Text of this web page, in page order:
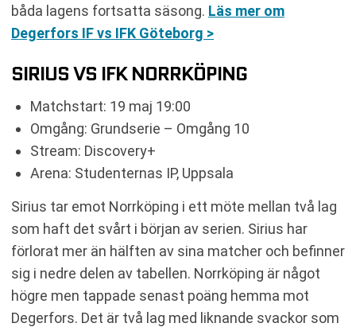
båda lagens fortsatta säsong. Läs mer om
Degerfors IF vs IFK Göteborg >
SIRIUS VS IFK NORRKÖPING
Matchstart: 19 maj 19:00
Omgång: Grundserie – Omgång 10
Stream: Discovery+
Arena: Studenternas IP, Uppsala
Sirius tar emot Norrköping i ett möte mellan två lag
som haft det svårt i början av serien. Sirius har
förlorat mer än hälften av sina matcher och befinner
sig i nedre delen av tabellen. Norrköping är något
högre men tappade senast poäng hemma mot
Degerfors. Det är två lag med liknande svackor som